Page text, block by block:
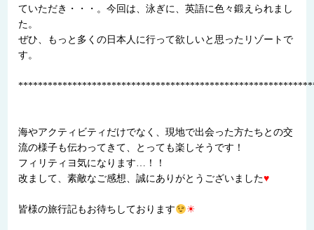
ていただき・・・。今回は、泳ぎに、英語に色々鍛えられまし
た。
ぜひ、もっと多くの日本人に行って欲しいと思ったリゾートで
す。
海やアクティビティだけでなく、現地で出会った方たちとの交
流の様子も伝わってきて、とっても楽しそうです！
フィリティヨ気になります…！！
改まして、素敵なご感想、誠にありがとうございました♥
皆様の旅行記もお待ちしております ☀